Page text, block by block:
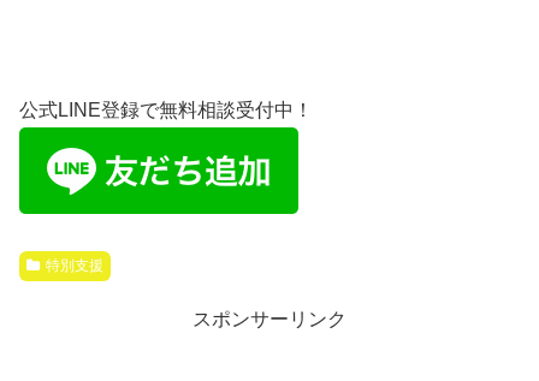
公式LINE登録で無料相談受付中！
特別支援
スポンサーリンク